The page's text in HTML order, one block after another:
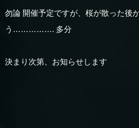
勿論 開催予定ですが、桜が散った後
う……………. 多分
決まり次第、お知らせします